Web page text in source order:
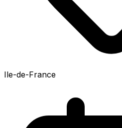
Ile-de-France